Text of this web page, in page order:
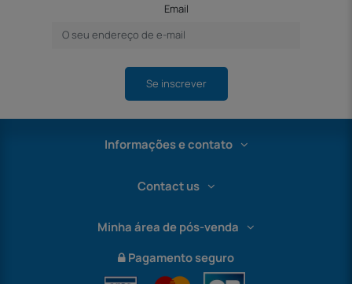
Email
Se inscrever
Informações e contato
Contact us
Minha área de pós-venda
Pagamento seguro